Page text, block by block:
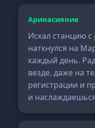
Аринасияние
Искал станцию
наткнулся на
каждый день.
везде, даже на
регистрации и
и